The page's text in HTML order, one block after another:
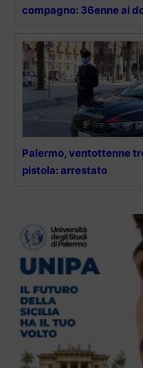
compagno: 36enne ai
Palermo, ventottenne
pistola: arrestato